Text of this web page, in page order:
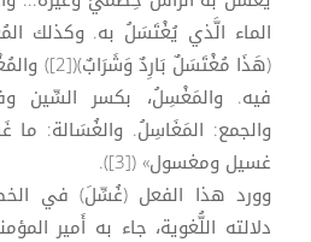
الماء الَّذي يُغْتَسَلُ به. وكذلك
(هَذَا مُغْتَسَلٌ
فيه. والمَغْسِلُ، بكسر السِّين
والجمع: المَغَاسِلُ. والغُسَالة:
غسيل ومغسول» ([3]).
وورد هذا الفعل (غُسِّلَ) في
دلالته اللُّغوية، جاء به أَمير